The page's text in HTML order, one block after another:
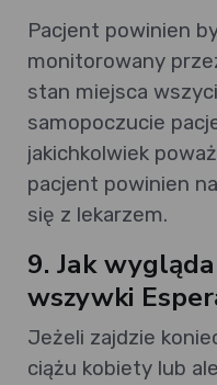
Pacjent powinien
monitorowany
stan miejsca
samopoczucie
jakichkolwiek
pacjent powinien
się z lekarzem.
9. Jak
wszywki
Jeżeli zajdzie
ciążu kobiety lub